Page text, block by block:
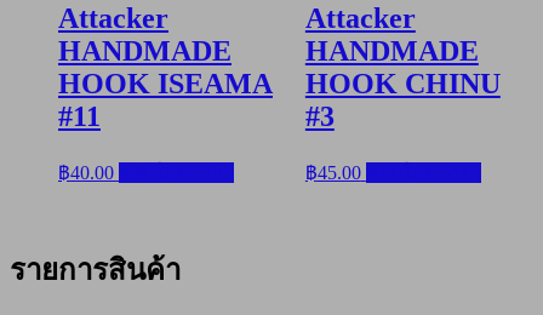
Attacker
HANDMADE
HOOK ISEAMA
#11
฿40.00
Attacker
HANDMADE
HOOK CHINU
#3
฿45.00
รายการสินค้า